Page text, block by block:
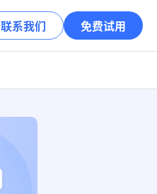
联系我们 免费试用